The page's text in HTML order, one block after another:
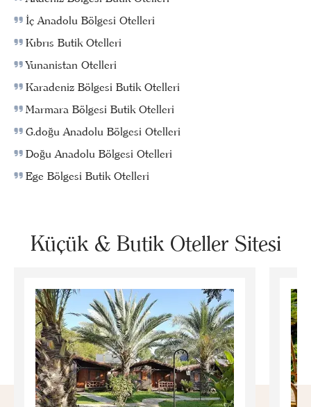
İç Anadolu Bölgesi Otelleri
Kıbrıs Butik Otelleri
Yunanistan Otelleri
Karadeniz Bölgesi Butik Otelleri
Marmara Bölgesi Butik Otelleri
G.doğu Anadolu Bölgesi Otelleri
Doğu Anadolu Bölgesi Otelleri
Ege Bölgesi Butik Otelleri
Küçük & Butik Oteller Sitesi